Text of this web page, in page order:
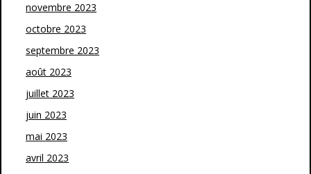
novembre 2023
octobre 2023
septembre 2023
août 2023
juillet 2023
juin 2023
mai 2023
avril 2023